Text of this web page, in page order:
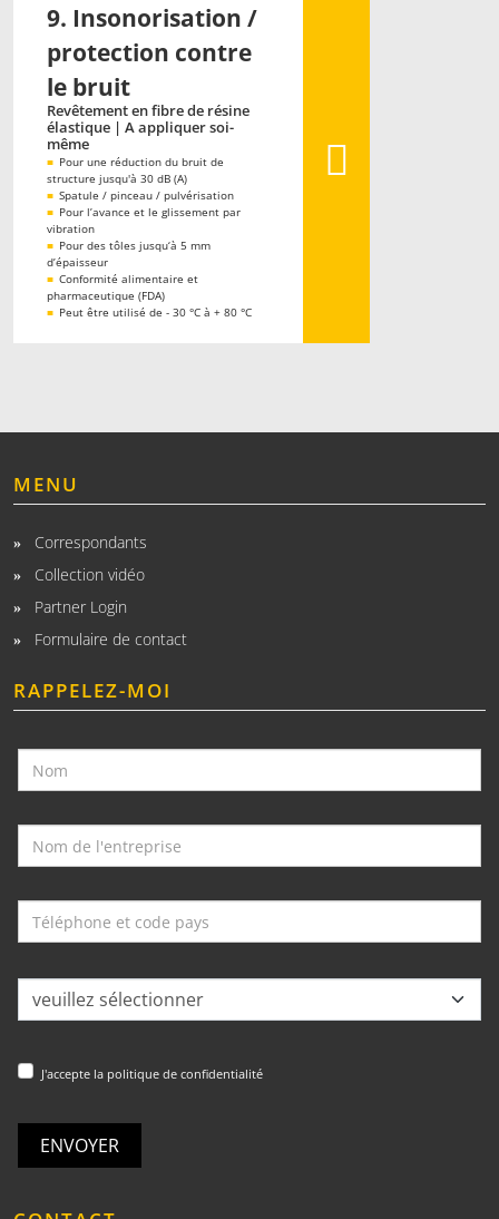
9. Insonorisation /
protection contre
le bruit
Revêtement en fibre de résine
élastique | A appliquer soi-
même
■ Pour une réduction du bruit de
structure jusqu'à 30 dB (A)
■ Spatule / pinceau / pulvérisation
■ Pour l’avance et le glissement par
vibration
■ Pour des tôles jusqu‘à 5 mm
d’épaisseur
■ Conformité alimentaire et
pharmaceutique (FDA)
■ Peut être utilisé de - 30 °C à + 80 °C
MENU
Correspondants
Collection vidéo
Partner Login
Formulaire de contact
RAPPELEZ-MOI
J'accepte la politique de confidentialité
ENVOYER